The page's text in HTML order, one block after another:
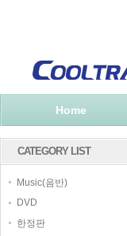
Home
CATEGORY LIST
Music(음반)
DVD
한정판